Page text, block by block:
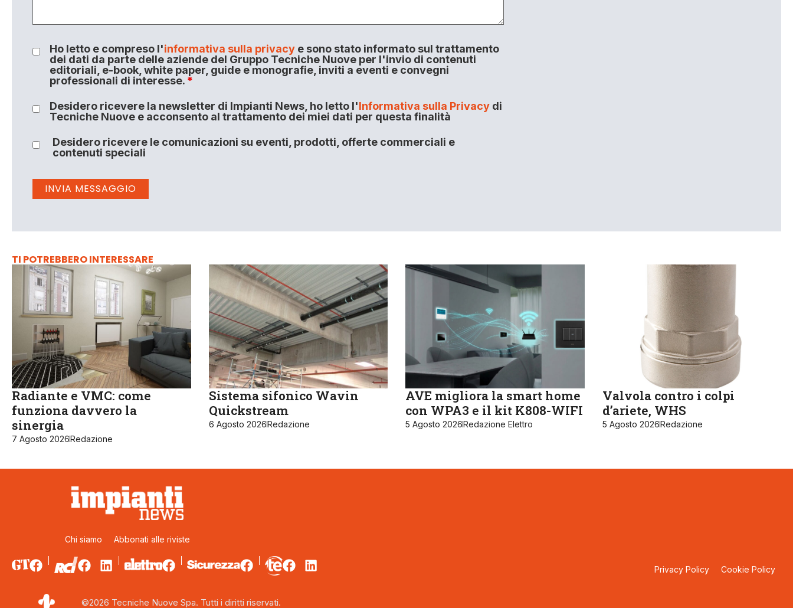
Ho letto e compreso l'informativa sulla privacye sono stato informato sul trattamento
dei dati da parte delle aziende del Gruppo Tecniche Nuove per l'invio di contenuti
editoriali, e-book, white paper, guide e monografie, inviti a eventi e convegni
professionali di interesse. *
Desidero ricevere la newsletter di Impianti News, ho letto l'Informativa sulla Privacydi
Tecniche Nuove e acconsento al trattamento dei miei dati per questa finalità
Desidero ricevere le comunicazioni su eventi, prodotti, offerte commerciali e
contenuti speciali
TI POTREBBERO INTERESSARE
Radiante e VMC: come
funziona davvero la
sinergia
7 Agosto 2026Redazione
Sistema sifonico Wavin
Quickstream
6 Agosto 2026Redazione
AVE migliora la smart home
con WPA3 e il kit K808-WIFI
5 Agosto 2026Redazione Elettro
Valvola contro i colpi
d’ariete, WHS
5 Agosto 2026Redazione
Chi siamo Abbonati alle riviste
Privacy Policy Cookie Policy
©2026 Tecniche Nuove Spa. Tutti i diritti riservati.